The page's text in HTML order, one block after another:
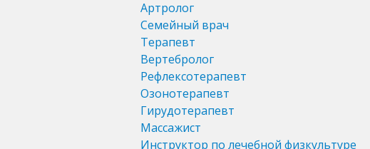
Артролог
Семейный врач
Терапевт
Вертебролог
Рефлексотерапевт
Озонотерапевт
Гирудотерапевт
Массажист
Инструктор по лечебной физкультуре